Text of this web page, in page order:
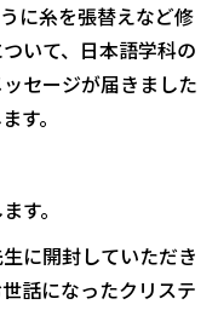
に糸を張替えなど修
いて、日本語学科の
セージが届きました
す。
す。
に開封していただき
話になったクリステ